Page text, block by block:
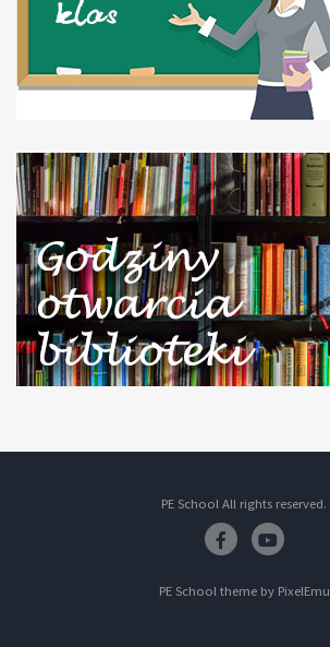
PE School All rights reserved.
PE School theme by PixelEmu